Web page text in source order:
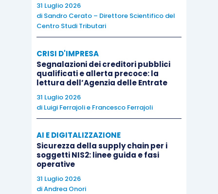
31 Luglio 2026
di Sandro Cerato – Direttore Scientifico del
Centro Studi Tributari
CRISI D'IMPRESA
Segnalazioni dei creditori pubblici
qualificati e allerta precoce: la
lettura dell’Agenzia delle Entrate
31 Luglio 2026
di Luigi Ferrajolie Francesco Ferrajoli
AI E DIGITALIZZAZIONE
Sicurezza della supply chain per i
soggetti NIS2: linee guida e fasi
operative
31 Luglio 2026
diAndrea Onori